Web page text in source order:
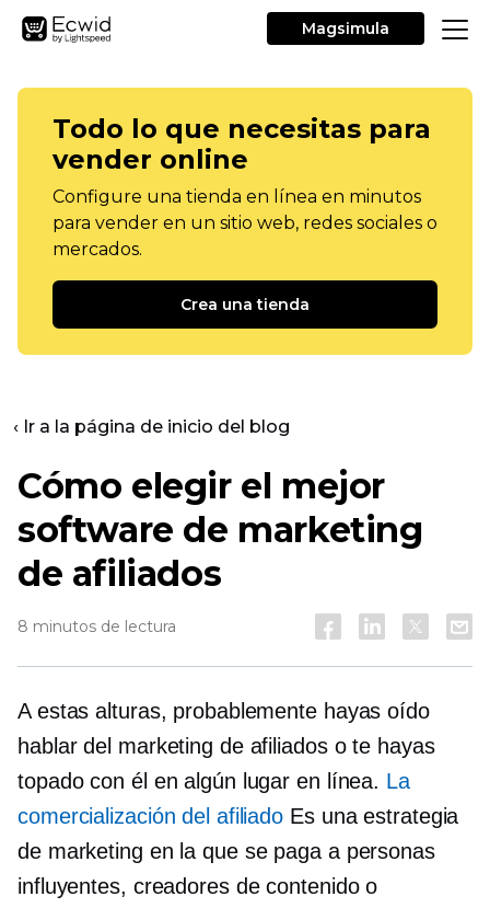
Magsimula
Todo lo que necesitas para
vender online
Configure una tienda en línea en minutos
para vender en un sitio web, redes sociales o
mercados.
Crea una tienda
‹ Ir a la página de inicio del blog
Cómo elegir el mejor
software de marketing
de afiliados
8 minutos de lectura
A estas alturas, probablemente hayas oído
hablar del marketing de afiliados o te hayas
topado con él en algún lugar en línea. La
comercialización del afiliado Es una estrategia
de marketing en la que se paga a personas
influyentes, creadores de contenido o